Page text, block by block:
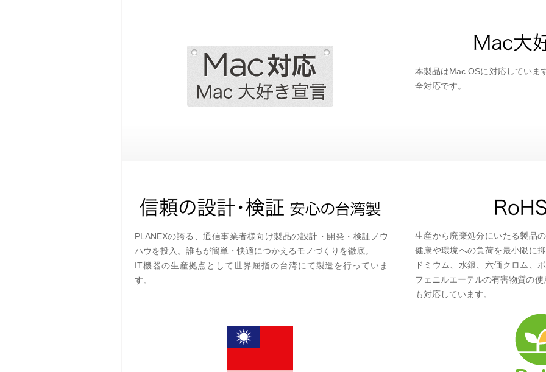
本製品はMac OSに対応していま
全対応です。
PLANEXの誇る、通信事業者様向け製品の設計・開発・検証ノウ
ハウを投入。誰もが簡単・快適につかえるモノづくりを徹底。
IT機器の生産拠点として世界屈指の台湾にて製造を行っていま
す。
生産から廃棄処分にいたる製品
健康や環境への負荷を最小限に
ドミウム、水銀、六価クロム、
フェニルエーテルの有害物質の
も対応しています。